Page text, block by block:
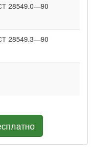
28549.0—90
28549.3—90